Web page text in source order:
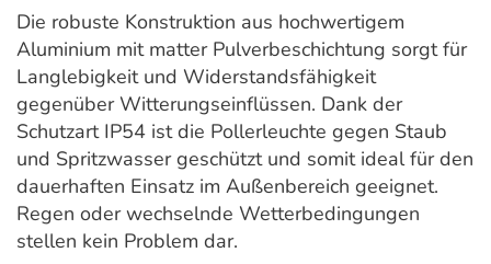
Die robuste Konstruktion aus hochwertigem
Aluminium mit matter Pulverbeschichtung sorgt für
Langlebigkeit und Widerstandsfähigkeit
gegenüber Witterungseinflüssen. Dank der
Schutzart IP54 ist die Pollerleuchte gegen Staub
und Spritzwasser geschützt und somit ideal für den
dauerhaften Einsatz im Außenbereich geeignet.
Regen oder wechselnde Wetterbedingungen
stellen kein Problem dar.